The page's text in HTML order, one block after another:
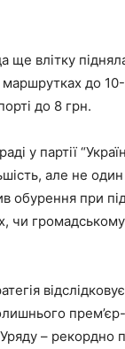
ще влітку
маршрутках до
до 8 грн.
у партії
але не
обурення при
чи
– рекордно